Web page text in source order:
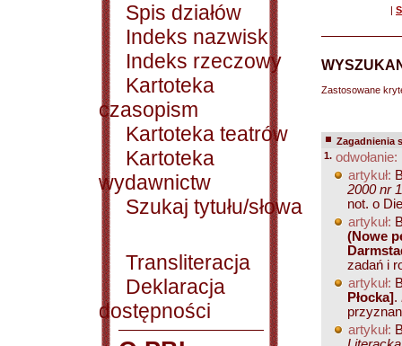
Spis działów
Indeks nazwisk
Indeks rzeczowy
Kartoteka
czasopism
Kartoteka teatrów
Kartoteka
wydawnictw
Szukaj tytułu/słowa
Transliteracja
Deklaracja
dostępności
|
Zastosowane
Zagadnienia
1. odwołanie:
artykuł:
2000 nr
not. o
artykuł:
(Nowe
zadań i
artykuł:
Płocka].
artykuł: